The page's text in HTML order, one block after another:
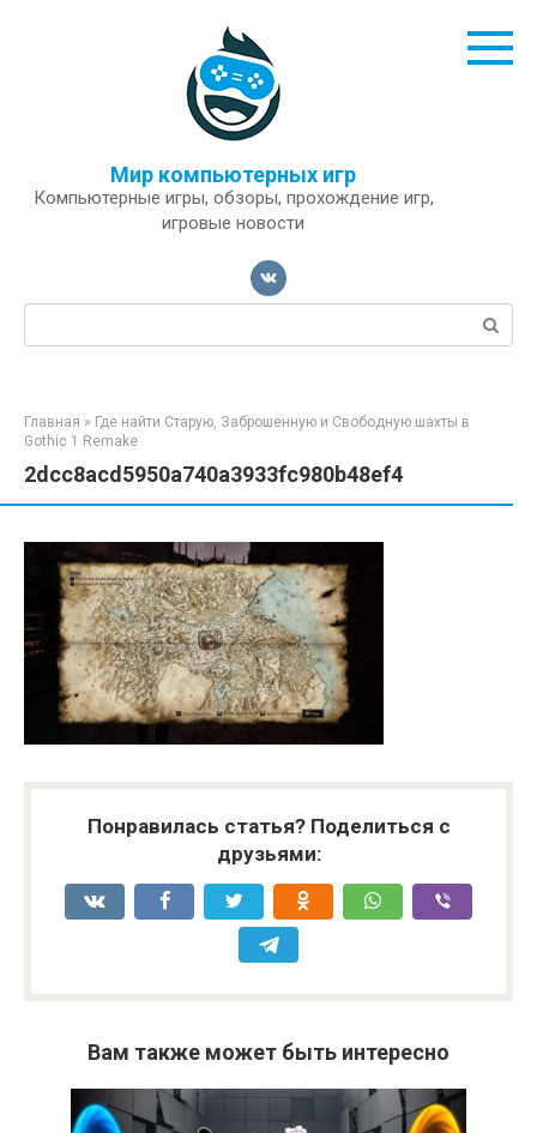
Мир компьютерных игр
Компьютерные игры, обзоры, прохождение игр,
игровые новости
Поиск:
Главная » Где найти Старую, Заброшенную и Свободную шахты в
Gothic 1 Remake
2dcc8acd5950a740a3933fc980b48ef4
Понравилась статья? Поделиться с
друзьями:
Вам также может быть интересно